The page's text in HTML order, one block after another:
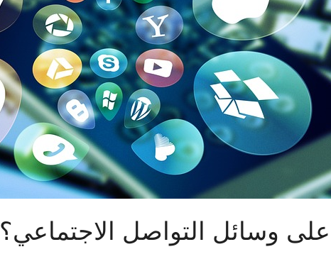
ماذا يعني W على وسائل التواصل الاجتماعي؟